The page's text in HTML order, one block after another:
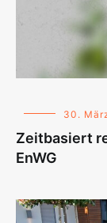
30.
Zeitbasiert
EnWG